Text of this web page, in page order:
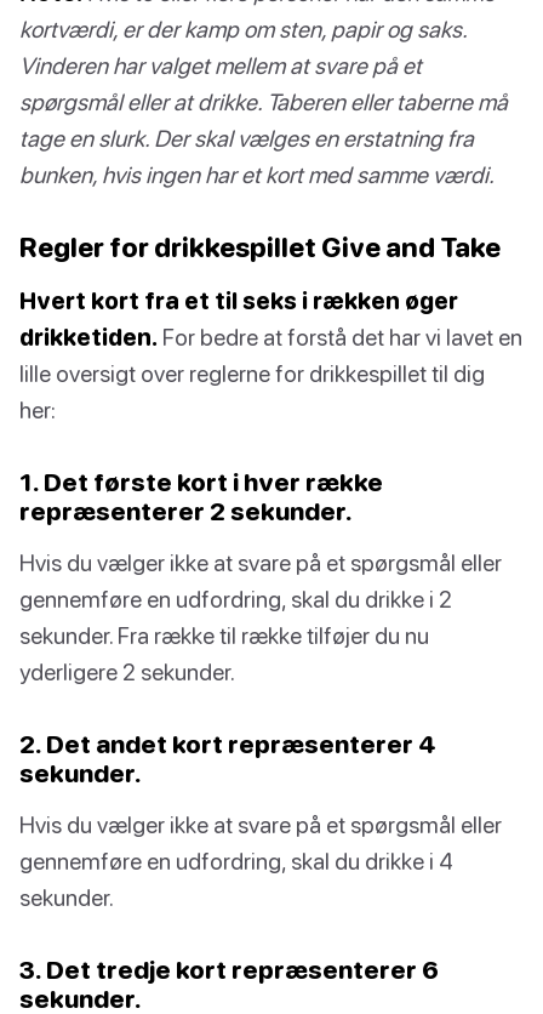
kortværdi, er der kamp om sten, papir og saks.
Vinderen har valget mellem at svare på et
spørgsmål eller at drikke. Taberen eller taberne må
tage en slurk. Der skal vælges en erstatning fra
bunken, hvis ingen har et kort med samme værdi.
Regler for drikkespillet Give and Take
Hvert kort fra et til seks i rækken øger
drikketiden. For bedre at forstå det har vi lavet en
lille oversigt over reglerne for drikkespillet til dig
her:
1. Det første kort i hver række
repræsenterer 2 sekunder.
Hvis du vælger ikke at svare på et spørgsmål eller
gennemføre en udfordring, skal du drikke i 2
sekunder. Fra række til række tilføjer du nu
yderligere 2 sekunder.
2. Det andet kort repræsenterer 4
sekunder.
Hvis du vælger ikke at svare på et spørgsmål eller
gennemføre en udfordring, skal du drikke i 4
sekunder.
3. Det tredje kort repræsenterer 6
sekunder.